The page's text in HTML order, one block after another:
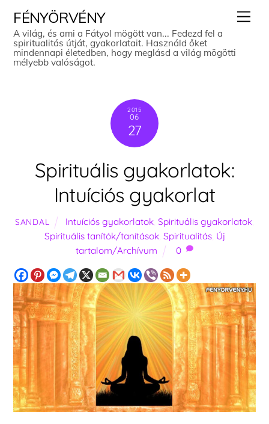
content
FÉNYÖRVÉNY
A világ, és ami a Fátyol mögött van... Fedezd fel a
spiritualitás útját, gyakorlatait. Használd őket
mindennapi életedben, hogy meglásd a világ mögötti
mélyebb valóságot.
2015
06
27
Spirituális gyakorlatok:
Intuíciós gyakorlat
SANDAL Intuíciós gyakorlatok, Spirituális gyakorlatok,
Spirituális tanítók/tanítások, Spiritualitás, Új
tartalom/Archívum
0